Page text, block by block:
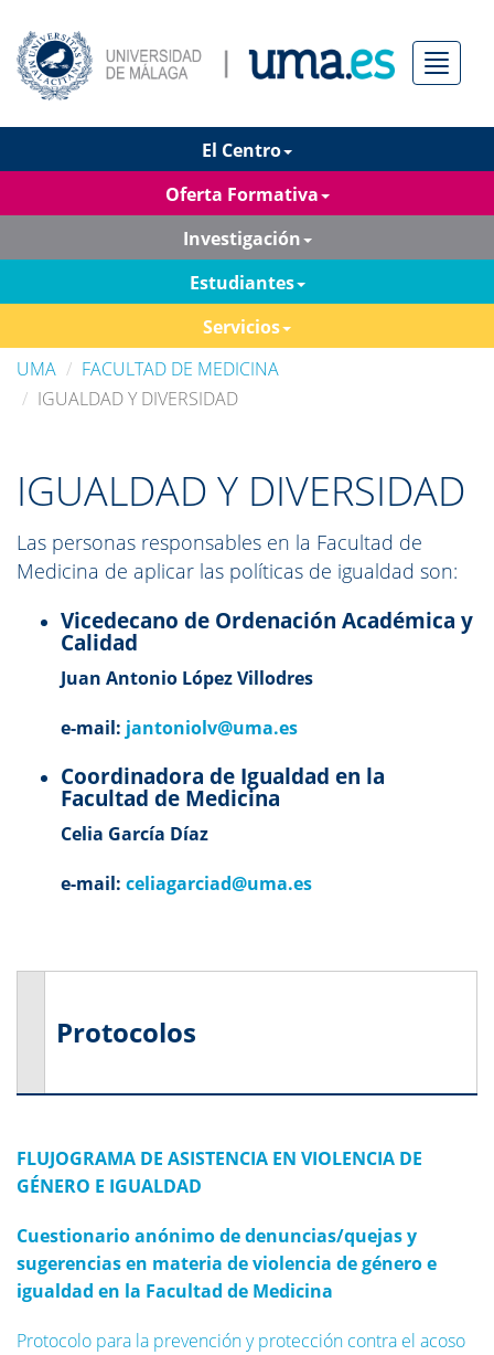
Menú
El Centro
Oferta Formativa
Investigación
Estudiantes
Servicios
UMA
FACULTAD DE MEDICINA
IGUALDAD Y DIVERSIDAD
IGUALDAD Y DIVERSIDAD
Las personas responsables en la Facultad de
Medicina de aplicar las políticas de igualdad son:
Vicedecano de Ordenación Académica y
Calidad
Juan Antonio López Villodres
e-mail: jantoniolv@uma.es
Coordinadora de Igualdad en la
Facultad de Medicina
Celia García Díaz
e-mail: celiagarciad@uma.es
Protocolos
FLUJOGRAMA DE ASISTENCIA EN VIOLENCIA DE
GÉNERO E IGUALDAD
Cuestionario anónimo de denuncias/quejas y
sugerencias en materia de violencia de género e
igualdad en la Facultad de Medicina
Protocolo para la prevención y protección contra el acoso